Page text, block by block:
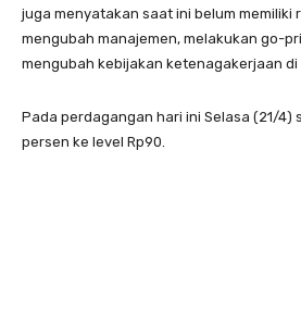
juga menyatakan saat ini belum memiliki
mengubah manajemen, melakukan go-
mengubah kebijakan ketenagakerjaan di
Pada perdagangan hari ini Selasa (21/4)
persen ke level Rp90.